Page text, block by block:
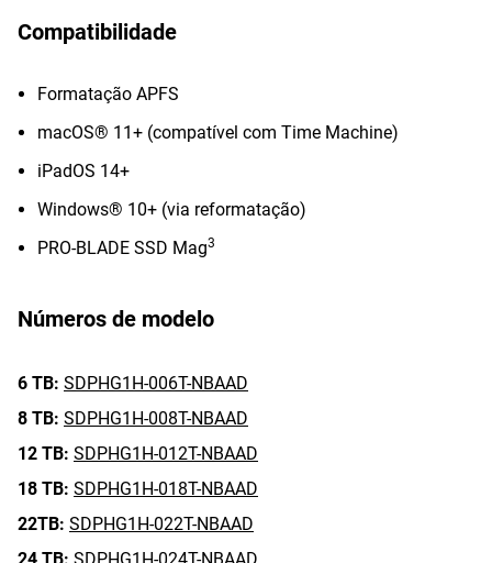
Compatibilidade
Formatação APFS
macOS® 11+ (compatível com Time Machine)
iPadOS 14+
Windows® 10+ (via reformatação)
PRO-BLADE SSD Mag3
Números de modelo
6 TB: SDPHG1H-006T-NBAAD
8 TB: SDPHG1H-008T-NBAAD
12 TB: SDPHG1H-012T-NBAAD
18 TB: SDPHG1H-018T-NBAAD
22TB: SDPHG1H-022T-NBAAD